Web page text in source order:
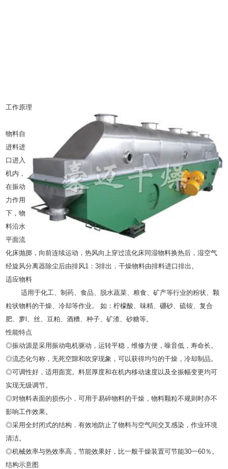
工作原理
物料自
进料进
口进入
机内，
在振动
力作用
下，物
料沿水
平面流
化床抛掷，向前连续运动，热风向上穿过流化床同湿物料换热后，湿空气
经旋风分离器除尘后由排风1：3排出．干燥物料由排料进口排出。
适应物料
适用于化工、制药、食品、脱水蔬菜、粮食、矿产等行业的粉状、颗
粒状物料的干燥、冷却等作业。 如：柠檬酸、味精、硼砂、硫铵、复合
肥、萝l、丝、豆粕、酒糟、种子、矿渣、砂糖等。
性能特点
◎振动源是采用振动电机驱动，运转平稳，维修方便，噪音低，寿命长。
◎流态化匀称，无死空隙和吹穿现象，可以获得均匀的干燥，冷却制品。
◎可调性好，适用面宽。料层厚度和在机内移动速度以及全振幅变更均可
实现无级调节。
◎对物料表面的损伤小．可用于易碎物料的干燥，物料颗粒不规则时亦不
影响工作效果。
◎采用全封闭式的结构．有效地防止了物料与空气间交叉感染，作业环境
清洁。
◎机械效率与热效率高，节能效果好，比一般干燥装置可节能30一60％。
结构示意图